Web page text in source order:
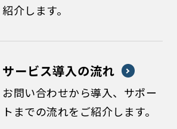
紹介します。
サービス導入の流れ
お問い合わせから導入、サポー
トまでの流れをご紹介します。